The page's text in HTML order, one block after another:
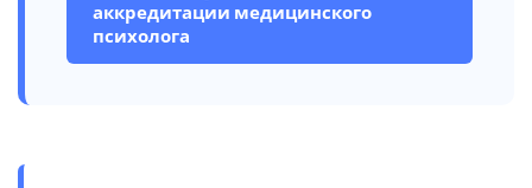
аккредитации медицинского
психолога